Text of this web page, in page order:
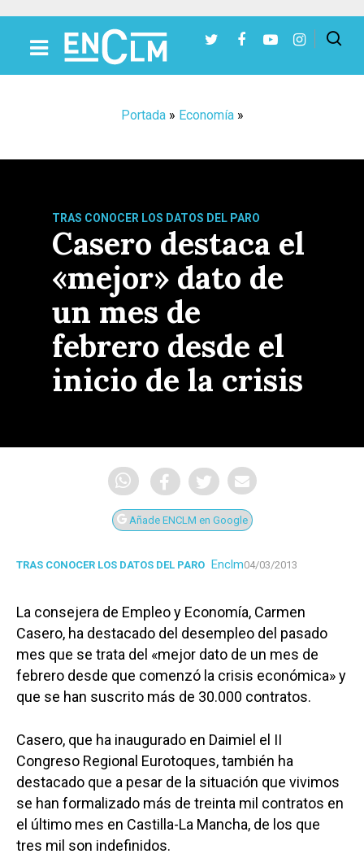
Portada» Economía»
TRAS CONOCER LOS DATOS DEL PARO
Casero destaca el
«mejor» dato de
un mes de
febrero desde el
inicio de la crisis
Añade ENCLM en Google
TRAS CONOCER LOS DATOS DEL PARO Enclm04/03/2013
La consejera de Empleo y Economía, Carmen
Casero, ha destacado del desempleo del pasado
mes que se trata del «mejor dato de un mes de
febrero desde que comenzó la crisis económica» y
que se han suscrito más de 30.000 contratos.
Casero, que ha inaugurado en Daimiel el II
Congreso Regional Eurotoques, también ha
destacado que a pesar de la situación que vivimos
se han formalizado más de treinta mil contratos en
el último mes en Castilla-La Mancha, de los que
tres mil son indefinidos.